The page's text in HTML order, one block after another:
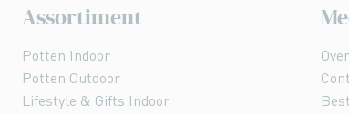
Assortiment
Potten Indoor
Potten Outdoor
Lifestyle & Gifts Indoor